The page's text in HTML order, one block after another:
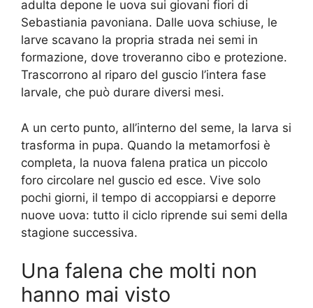
adulta depone le uova sui giovani fiori di
Sebastiania pavoniana. Dalle uova schiuse, le
larve scavano la propria strada nei semi in
formazione, dove troveranno cibo e protezione.
Trascorrono al riparo del guscio l’intera fase
larvale, che può durare diversi mesi.
A un certo punto, all’interno del seme, la larva si
trasforma in pupa. Quando la metamorfosi è
completa, la nuova falena pratica un piccolo
foro circolare nel guscio ed esce. Vive solo
pochi giorni, il tempo di accoppiarsi e deporre
nuove uova: tutto il ciclo riprende sui semi della
stagione successiva.
Una falena che molti non
hanno mai visto